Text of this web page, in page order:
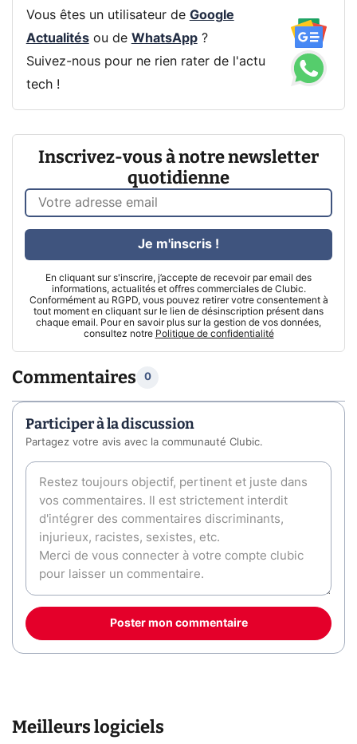
Vous êtes un utilisateur de Google
Actualitésou de WhatsApp?
Suivez-nous pour ne rien rater de l'actu
tech !
Inscrivez-vous à notre newsletter
quotidienne
En cliquant sur s'inscrire, j’accepte de recevoir par email des
informations, actualités et offres commerciales de Clubic.
Conformément au RGPD, vous pouvez retirer votre consentement à
tout moment en cliquant sur le lien de désinscription présent dans
chaque email. Pour en savoir plus sur la gestion de vos données,
consultez notre Politique de confidentialité
Je m'inscris !
Commentaires 0
Participer à la discussion
Partagez votre avis avec la communauté Clubic.
Poster mon commentaire
Meilleurs logiciels